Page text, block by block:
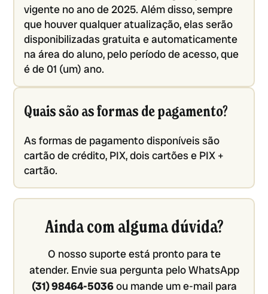
vigente no ano de 2025. Além disso, sempre
que houver qualquer atualização, elas serão
disponibilizadas gratuita e automaticamente
na área do aluno, pelo período de acesso, que
é de 01 (um) ano.
Quais são as formas de pagamento?
As formas de pagamento disponíveis são
cartão de crédito, PIX, dois cartões e PIX +
cartão.
Ainda com alguma dúvida?
O nosso suporte está pronto para te
atender. Envie sua pergunta pelo WhatsApp
(31) 98464-5036ou mande um e-mail para